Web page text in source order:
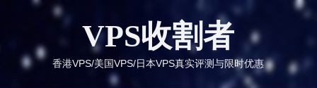
VPS收割者
香港VPS/美国VPS/日本VPS真实评测与限时优惠